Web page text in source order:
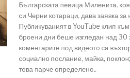
Българската певица Миленита,
си Черни котараци, дава заявка за
Публикуваният в YouTube клип
броени дни беше изгледан над 30
коментарите под видеото са
социално послание, майка,
това парче определено..